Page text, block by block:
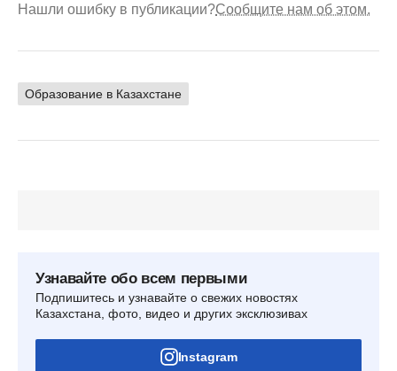
Нашли ошибку в публикации?Сообщите нам об этом.
Образование в Казахстане
Узнавайте обо всем первыми
Подпишитесь и узнавайте о свежих новостях
Казахстана, фото, видео и других эксклюзивах
Instagram